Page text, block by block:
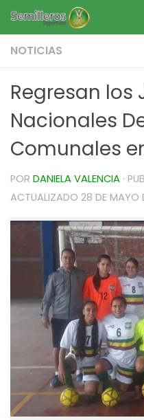
Saltar al contenido
NOTICIAS
Regresan los
Nacionales
Comunales
POR DANIELA VALENCIA ·
ACTUALIZADO 28 DE MAYO